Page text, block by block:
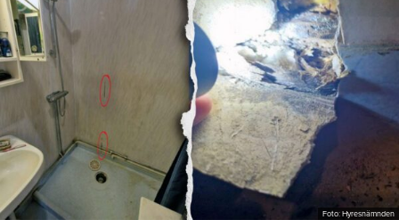
Foto: Hyresnämnden